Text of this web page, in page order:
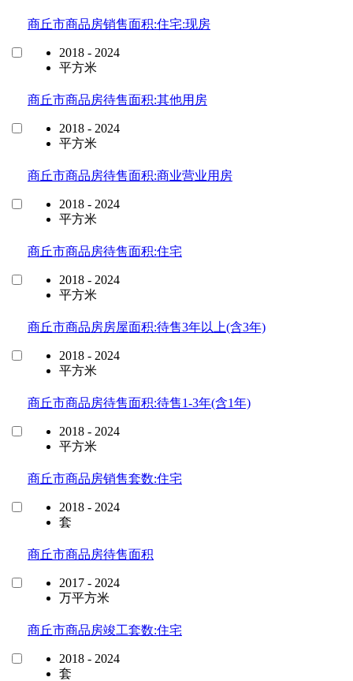
商丘市商品房销售面积:住宅:现房
2018 - 2024
平方米
商丘市商品房待售面积:其他用房
2018 - 2024
平方米
商丘市商品房待售面积:商业营业用房
2018 - 2024
平方米
商丘市商品房待售面积:住宅
2018 - 2024
平方米
商丘市商品房房屋面积:待售3年以上(含3年)
2018 - 2024
平方米
商丘市商品房待售面积:待售1-3年(含1年)
2018 - 2024
平方米
商丘市商品房销售套数:住宅
2018 - 2024
套
商丘市商品房待售面积
2017 - 2024
万平方米
商丘市商品房竣工套数:住宅
2018 - 2024
套